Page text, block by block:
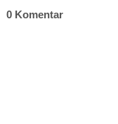
0 Komentar